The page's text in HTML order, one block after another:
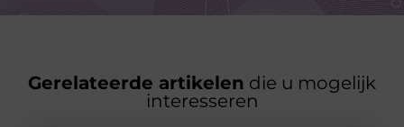
Gerelateerde artikelen die u mogelijk
interesseren